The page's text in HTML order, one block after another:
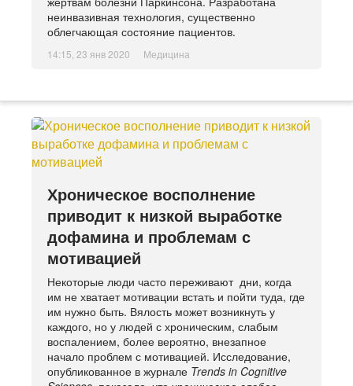
неинвазивная технология, существенно
облегчающая состояние пациентов.
14:15, 23 янв 2020 Медицина
Хроническое восполнение
приводит к низкой выработке
дофамина и проблемам с
мотивацией
Некоторые люди часто переживают дни, когда
им не хватает мотивации встать и пойти туда, где
им нужно быть. Вялость может возникнуть у
каждого, но у людей с хроническим, слабым
воспалением, более вероятно, внезапное
начало проблем с мотивацией. Исследование,
опубликованное в журнале Trends in Cognitive